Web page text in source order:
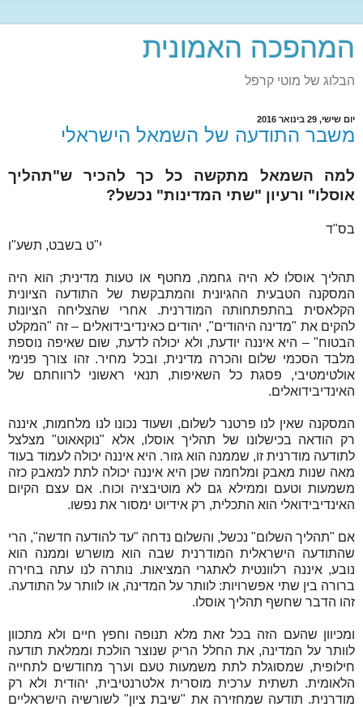
המהפכה האמונית
הבלוג של מוטי קרפל
יום שישי, 29 בינואר 2016
משבר התודעה של השמאל הישראלי
למה השמאל מתקשה כל כך להכיר ש"תהליך
אוסלו" ורעיון "שתי המדינות" נכשל?
בס"ד
י"ט בשבט, תשע"ו
תהליך אוסלו לא היה גחמה, מחטף או טעות מדינית; הוא היה
המסקנה הטבעית ההגיונית והמתבקשת של התודעה הציונית
הקלאסית בהתפתחותה המודרנית. אחרי שהצליחה הציונות
להקים את "מדינה היהודים", יהודים כאינדיבידואלים – זה "המקלט
הבטוח" – היא איננה יודעת, ולא יכולה לדעת, שום שאיפה נוספת
מלבד הסכמי שלום והכרה מדינית, ובכל מחיר. זהו צורך פנימי
אולטימטיבי, פסגת כל השאיפות, תנאי ראשוני לרווחתם של
האינדיבידואלים.
המסקנה שאין לנו פרטנר לשלום, ושעוד נכונו לנו מלחמות, איננה
רק הודאה בכישלונו של תהליך אוסלו, אלא "נוקאאוט" מצלצל
לתודעה מודרנית זו, שממנה הוא גזור. היא איננה יכולה לעמוד בעוד
מאה שנות מאבק ומלחמה שכן היא איננה יכולה לתת למאבק כזה
משמעות וטעם וממילא גם לא מוטיבציה וכוח. אם עצם הקיום
האינדיבידואלי הוא התכלית, רק אידיוט ימסור את נפשו.
אם "תהליך השלום" נכשל, והשלום נדחה "עד להודעה חדשה", הרי
שהתודעה הישראלית המודרנית שבה הוא מושרש וממנה הוא
נובע, איננה רלוונטית לאתגרי המציאות. נותרה לנו עתה בחירה
ברורה בין שתי אפשרויות: לוותר על המדינה, או לוותר על התודעה.
זהו הדבר שחשף תהליך אוסלו.
ומכיוון שהעם הזה בכל זאת מלא תנופה וחפץ חיים ולא מתכוון
לוותר על המדינה, את החלל הריק שנוצר הולכת וממלאת תודעה
חילופית, שמסוגלת לתת משמעות טעם וערך מחודשים לתחייה
הלאומית. תשתית ערכית מוסרית אלטרנטיבית, יהודית ולא רק
מודרנית. תודעה שמחזירה את "שיבת ציון" לשורשיה הישראליים